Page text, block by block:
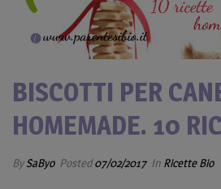
BISCOTTI PER
HOMEMADE. 10
BySaByo Posted07/02/2017 In Ricette Bio